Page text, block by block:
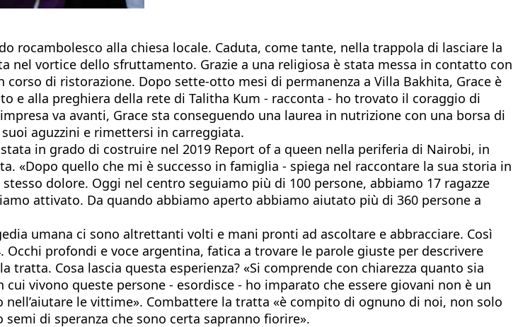
rocambolesco alla chiesa locale. Caduta, come tante, nella trappola di lasciare la
vortice dello sfruttamento. Grazie a una religiosa è stata messa in contatto con
di ristorazione. Dopo sette-otto mesi di permanenza a Villa Bakhita, Grace è
e alla preghiera della rete di Talitha Kum - racconta - ho trovato il coraggio di
va avanti, Grace sta conseguendo una laurea in nutrizione con una borsa di
aguzzini e rimettersi in carreggiata.
in grado di costruire nel 2019 Report of a queen nella periferia di Nairobi, in
«Dopo quello che mi è successo in famiglia - spiega nel raccontare la sua storia in
dolore. Oggi nel centro seguiamo più di 100 persone, abbiamo 17 ragazze
attivato. Da quando abbiamo aperto abbiamo aiutato più di 360 persone a
umana ci sono altrettanti volti e mani pronti ad ascoltare e abbracciare. Così
profondi e voce argentina, fatica a trovare le parole giuste per descrivere
Cosa lascia questa esperienza? «Si comprende con chiarezza quanto sia
vivono queste persone - esordisce - ho imparato che essere giovani non è un
le vittime». Combattere la tratta «è compito di ognuno di noi, non solo
di speranza che sono certa sapranno fiorire».